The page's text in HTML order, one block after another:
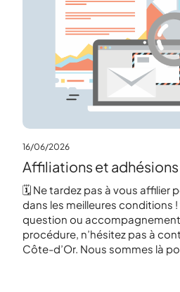
16/06/2026
Affiliations et
🗓️ Ne tardez pas à vous affilier
dans les meilleures conditions
question ou
procédure, n’hésitez pas à
Côte-d’Or. Nous sommes là